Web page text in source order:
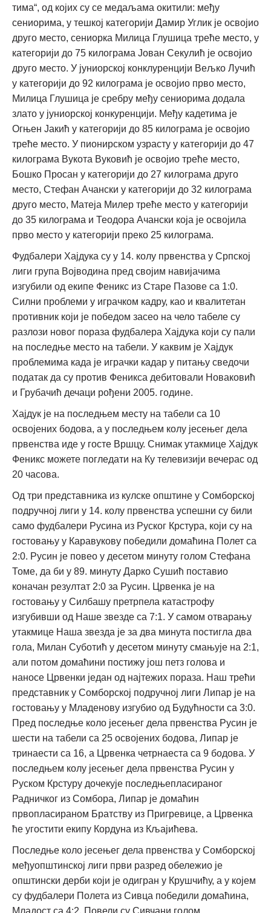
тима“, од којих су се медаљама окитили: међу
сениорима, у тешкој категорији Дамир Углик је освојио
друго место, сениорка Милица Глушица треће место, у
категорији до 75 килограма Јован Секулић је освојио
друго место. У јуниорској конклуренцији Вељко Лучић
у категорији до 92 килограма је освојио прво место,
Милица Глушица је сребру међу сениорима додала
злато у јуниорској конкуренцији. Међу кадетима је
Огњен Јакић у категорији до 85 килограма је освојио
треће место. У пионирском узрасту у категорији до 47
килограма Вукота Вуковић је освојио треће место,
Бошко Просан у категорији до 27 килограма друго
место, Стефан Ачански у категорији до 32 килограма
друго место, Матеја Милер треће место у категорији
до 35 килограма и Теодора Ачански која је освојила
прво место у категорији преко 25 килограма.
Фудбалери Хајдука су у 14. колу првенства у Српској
лиги група Војводина пред својим навијачима
изгубили од екипе Феникс из Старе Пазове са 1:0.
Силни проблеми у играчком кадру, као и квалитетан
противник који је победом засео на чело табеле су
разлози новог пораза фудбалера Хајдука који су пали
на последње место на табели. У каквим је Хајдук
проблемима када је играчки кадар у питању сведочи
податак да су против Феникса дебитовали Новаковић
и Грубачић дечаци рођени 2005. године.
Хајдук је на последњем месту на табели са 10
освојених бодова, а у последњем колу јесењег дела
првенства иде у госте Вршцу. Снимак утакмице Хајдук
Феникс можете погледати на Ку телевизији вечерас од
20 часова.
Од три представника из кулске општине у Сомборској
подручној лиги у 14. колу првенства успешни су били
само фудбалери Русина из Руског Крстура, који су на
гостовању у Каравукову победили домаћина Полет са
2:0. Русин је повео у десетом минуту голом Стефана
Томе, да би у 89. минуту Дарко Сушић поставио
коначан резултат 2:0 за Русин. Црвенка је на
гостовању у Силбашу претрпела катастрофу
изгубивши од Наше звезде са 7:1. У самом отварању
утакмице Наша звезда је за два минута постигла два
гола, Милан Суботић у десетом минуту смањује на 2:1,
али потом домаћини постижу још петз голова и
наносе Црвенки један од најтежих пораза. Наш трећи
представник у Сомборској подручној лиги Липар је на
гостовању у Младенову изгубио од Будућности са 3:0.
Пред последње коло јесењег дела првенства Русин је
шести на табели са 25 освојених бодова, Липар је
тринаести са 16, а Црвенка четрнаеста са 9 бодова. У
последњем колу јесењег дела првенства Русин у
Руском Крстуру дочекује последњепласираног
Радничког из Сомбора, Липар је домаћин
првопласираном Братству из Пригревице, а Црвенка
ће угостити екипу Кордуна из Кљајићева.
Последње коло јесењег дела првенства у Сомборској
међуопштинској лиги први разред обележио је
општински дерби који је одигран у Крушчићу, а у којем
су фудбалери Полета из Сивца победили домаћина,
Младост са 4:2. Повели су Сивчани голом